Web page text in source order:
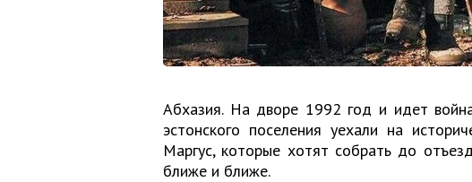
Абхазия. На дворе 1992 год и идет
эстонского поселения уехали на
Маргус, которые хотят собрать до
ближе и ближе.